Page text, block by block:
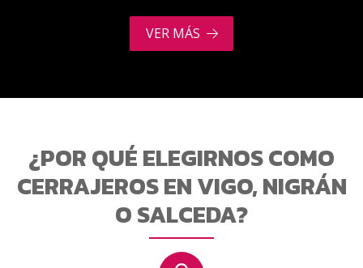
VER MÁS
¿POR QUÉ ELEGIRNOS COMO
CERRAJEROS EN VIGO, NIGRÁN
O SALCEDA?